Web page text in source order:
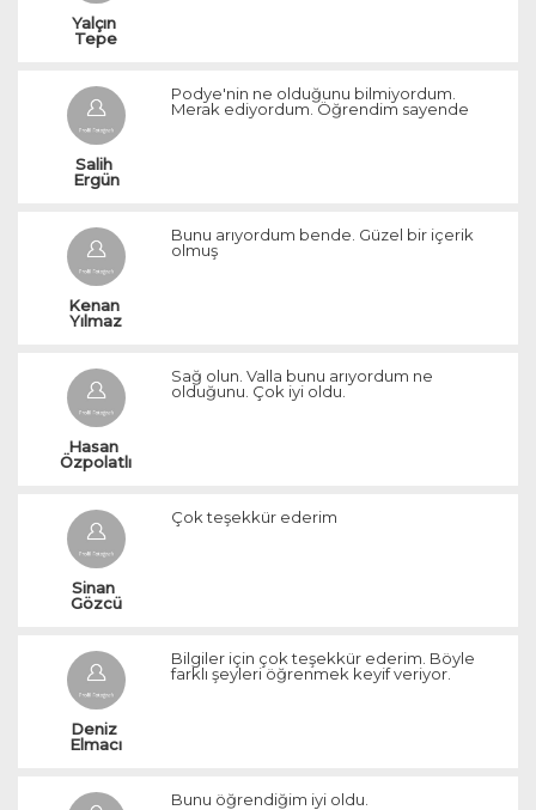
Yalçın
Tepe
Salih
Ergün
Podye'nin ne olduğunu bilmiyordum.
Merak ediyordum. Öğrendim sayende
Kenan
Yılmaz
Bunu arıyordum bende. Güzel bir içerik
olmuş
Hasan
Özpolatlı
Sağ olun. Valla bunu arıyordum ne
olduğunu. Çok iyi oldu.
Sinan
Gözcü
Çok teşekkür ederim
Deniz
Elmacı
Bilgiler için çok teşekkür ederim. Böyle
farklı şeyleri öğrenmek keyif veriyor.
Bunu öğrendiğim iyi oldu.